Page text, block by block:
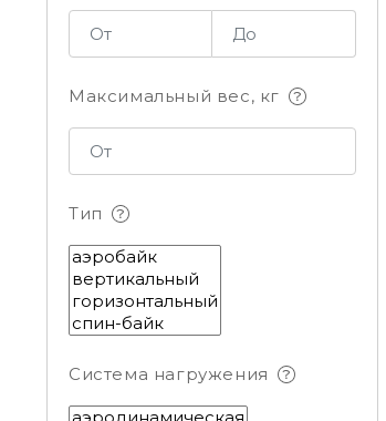
Максимальный вес, кг
Тип
Система нагружения